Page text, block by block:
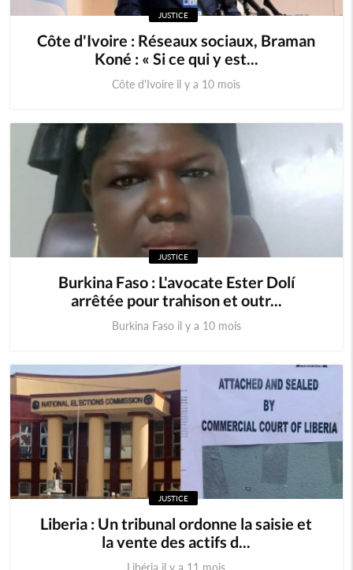
Madagascar
Mauritanie Mozambique
Namibie Niger
Nigeria Ouganda
Sao Tomé
Sierra Leone Somalie
Tanzanie
Togo Zambie
Zimbabwe Algérie
Comores Egypte
Tunisie
JUSTICE
Côte d'Ivoire : Réseaux sociaux, Braman
Koné : « Si ce qui y est...
Côte d'Ivoire il y a 10 mois
JUSTICE
Burkina Faso : L'avocate Ester Dolí
arrêtée pour trahison et outr...
Burkina Faso il y a 10 mois
JUSTICE
Liberia : Un tribunal ordonne la saisie et
la vente des actifs d...
Libéria il y a 11 mois